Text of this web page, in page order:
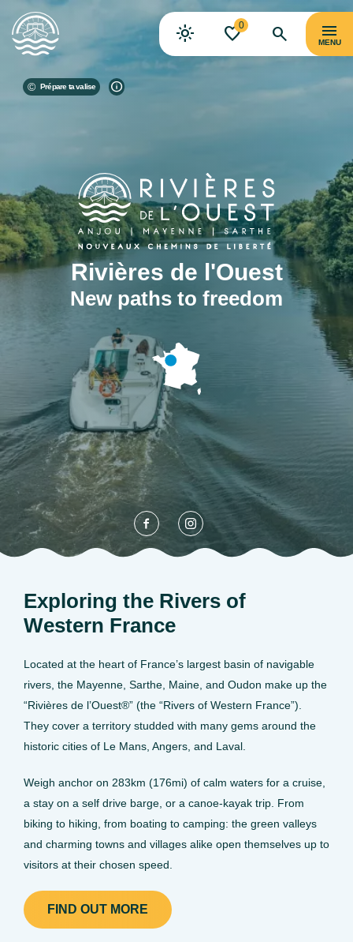
0
MENU
Prépare ta valise
Rivières de l'Ouest
New paths to freedom
Exploring the Rivers of
Western France
Located at the heart of France’s largest basin of navigable
rivers, the Mayenne, Sarthe, Maine, and Oudon make up the
“Rivières de l’Ouest®” (the “Rivers of Western France”).
They cover a territory studded with many gems around the
historic cities of Le Mans, Angers, and Laval.
Weigh anchor on 283km (176mi) of calm waters for a cruise,
a stay on a self drive barge, or a canoe-kayak trip. From
biking to hiking, from boating to camping: the green valleys
and charming towns and villages alike open themselves up to
visitors at their chosen speed.
FIND OUT MORE